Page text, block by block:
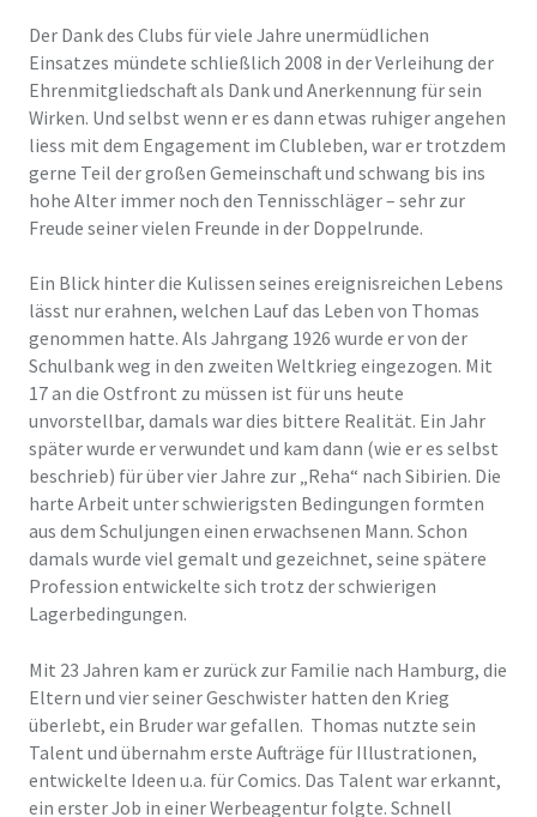
Der Dank des Clubs für viele Jahre unermüdlichen
Einsatzes mündete schließlich 2008 in der Verleihung der
Ehrenmitgliedschaft als Dank und Anerkennung für sein
Wirken. Und selbst wenn er es dann etwas ruhiger angehen
liess mit dem Engagement im Clubleben, war er trotzdem
gerne Teil der großen Gemeinschaft und schwang bis ins
hohe Alter immer noch den Tennisschläger – sehr zur
Freude seiner vielen Freunde in der Doppelrunde.
Ein Blick hinter die Kulissen seines ereignisreichen Lebens
lässt nur erahnen, welchen Lauf das Leben von Thomas
genommen hatte. Als Jahrgang 1926 wurde er von der
Schulbank weg in den zweiten Weltkrieg eingezogen. Mit
17 an die Ostfront zu müssen ist für uns heute
unvorstellbar, damals war dies bittere Realität. Ein Jahr
später wurde er verwundet und kam dann (wie er es selbst
beschrieb) für über vier Jahre zur „Reha“ nach Sibirien. Die
harte Arbeit unter schwierigsten Bedingungen formten
aus dem Schuljungen einen erwachsenen Mann. Schon
damals wurde viel gemalt und gezeichnet, seine spätere
Profession entwickelte sich trotz der schwierigen
Lagerbedingungen.
Mit 23 Jahren kam er zurück zur Familie nach Hamburg, die
Eltern und vier seiner Geschwister hatten den Krieg
überlebt, ein Bruder war gefallen. Thomas nutzte sein
Talent und übernahm erste Aufträge für Illustrationen,
entwickelte Ideen u.a. für Comics. Das Talent war erkannt,
ein erster Job in einer Werbeagentur folgte. Schnell